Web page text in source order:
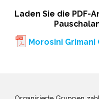
Laden Sie die PDF-
Morosini